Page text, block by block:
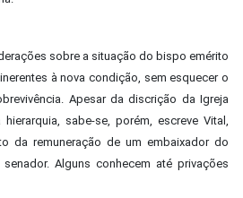
sobre a situação do bispo emérito
à nova condição, sem esquecer o
Apesar da discrição da Igreja
sabe-se, porém, escreve Vital,
da remuneração de um embaixador do
Alguns conhecem até privações